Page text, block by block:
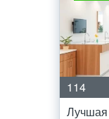
114
Лучшая